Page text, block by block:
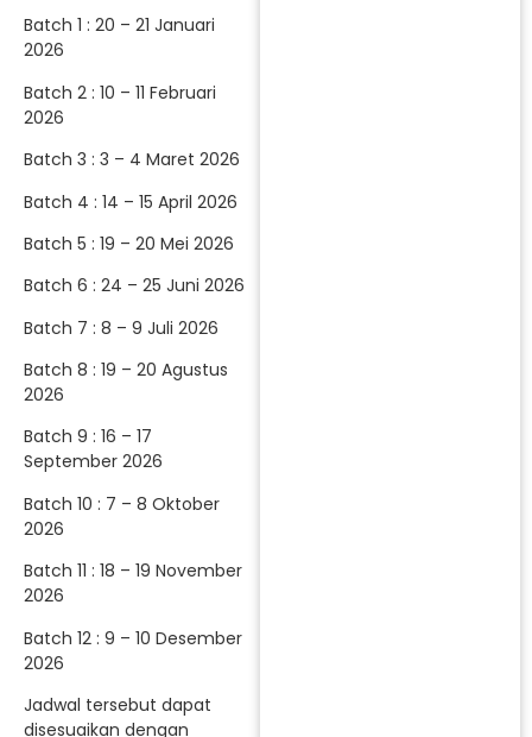
Batch 1 : 20 – 21 Januari
2026
Batch 2 : 10 – 11 Februari
2026
Batch 3 : 3 – 4 Maret 2026
Batch 4 : 14 – 15 April 2026
Batch 5 : 19 – 20 Mei 2026
Batch 6 : 24 – 25 Juni 2026
Batch 7 : 8 – 9 Juli 2026
Batch 8 : 19 – 20 Agustus
2026
Batch 9 : 16 – 17
September 2026
Batch 10 : 7 – 8 Oktober
2026
Batch 11 : 18 – 19 November
2026
Batch 12 : 9 – 10 Desember
2026
Jadwal tersebut dapat
disesuaikan dengan